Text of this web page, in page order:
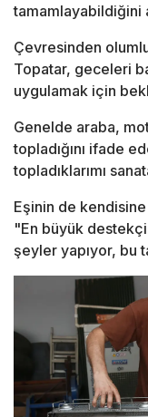
tamamlayabildiğini
Çevresinden
Topatar, geceleri
uygulamak için
Genelde araba,
topladığını ifade
topladıklarımı
Eşinin de
"En büyük
şeyler yapıyor, bu